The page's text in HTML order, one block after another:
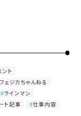
ント
ェジカちゃんねる
ラインマン
ト記事 仕事内容